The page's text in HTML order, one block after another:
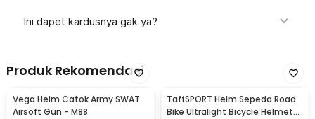
Ini dapet kardusnya gak ya?
Produk Rekomendasi
Vega Helm Catok Army SWAT
Airsoft Gun - M88
TaffSPORT Helm Sepeda Road
Bike Ultralight Bicycle Helmet